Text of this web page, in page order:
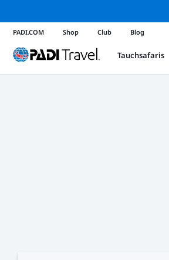
PADI.COM Shop Club Blog
Tauchsafaris